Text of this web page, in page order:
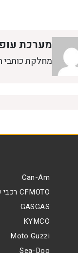
מערכת
מחלקת כותבי
Can-Am
CFMOTO רכבי שטח
GASGAS
KYMCO
Moto Guzzi
Sea-Doo